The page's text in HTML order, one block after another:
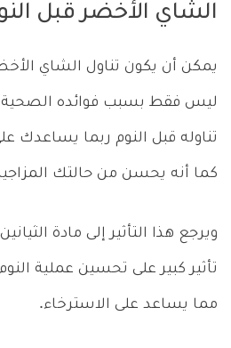
الشاي الأخضر قبل
يمكن أن يكون تناول الشاي
ليس فقط بسبب فوائده الصحية
تناوله قبل النوم ربما يساعدك
كما أنه يحسن من حالتك
ويرجع هذا التأثير إلى مادة
تأثير كبير على تحسين عملية
مما يساعد على الاسترخاء.